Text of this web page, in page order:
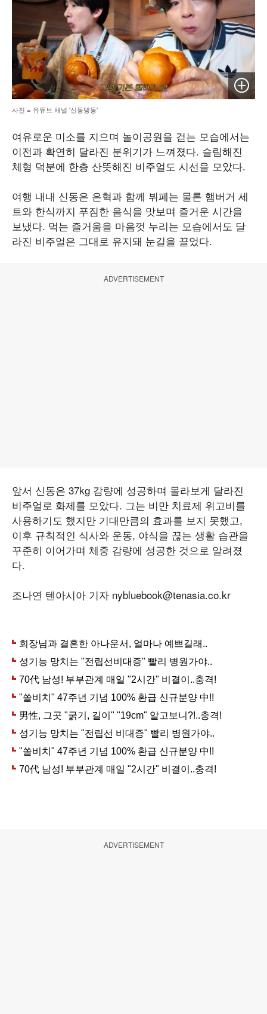
이미지
사진 = 유튜브 채널 '신동댕동'
여유로운 미소를 지으며 놀이공원을 걷는 모습에서는
이전과 확연히 달라진 분위기가 느껴졌다. 슬림해진
체형 덕분에 한층 산뜻해진 비주얼도 시선을 모았다.
여행 내내 신동은 은혁과 함께 뷔페는 물론 햄버거 세
트와 한식까지 푸짐한 음식을 맛보며 즐거운 시간을
보냈다. 먹는 즐거움을 마음껏 누리는 모습에서도 달
라진 비주얼은 그대로 유지돼 눈길을 끌었다.
ADVERTISEMENT
앞서 신동은 37kg 감량에 성공하며 몰라보게 달라진
비주얼로 화제를 모았다. 그는 비만 치료제 위고비를
사용하기도 했지만 기대만큼의 효과를 보지 못했고,
이후 규칙적인 식사와 운동, 야식을 끊는 생활 습관을
꾸준히 이어가며 체중 감량에 성공한 것으로 알려졌
다.
조나연 텐아시아 기자 nybluebook@tenasia.co.kr
ADVERTISEMENT